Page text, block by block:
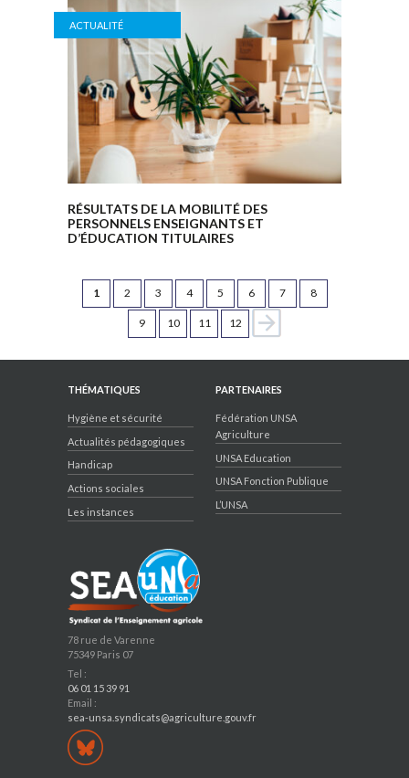
ACTUALITÉ
RÉSULTATS DE LA MOBILITÉ DES
PERSONNELS ENSEIGNANTS ET
D’ÉDUCATION TITULAIRES
1 2 3 4 5 6 7 8
9 10 11 12
78 rue de Varenne
75349 Paris 07
Tel :
06 01 15 39 91
Email :
sea-unsa.syndicats@agriculture.gouv.fr
THÉMATIQUES
Hygiène et sécurité
Actualités pédagogiques
Handicap
Actions sociales
Les instances
PARTENAIRES
Fédération UNSA
Agriculture
UNSA Education
UNSA Fonction Publique
L’UNSA